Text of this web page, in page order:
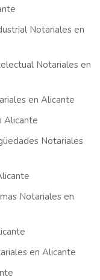
Notariales en
Notariales en
en Alicante
Alicante
Notariales
Notariales en
en Alicante